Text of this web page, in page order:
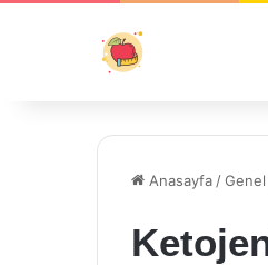
Anasayfa /Genel